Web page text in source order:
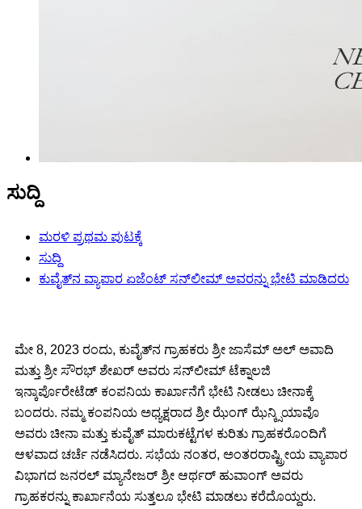
ಸುದ್ದಿ
ಮರಳಿ ಪ್ರಥಮ ಪುಟಕ್ಕೆ
ಸುದ್ದಿ
ಕುವೈತ್‌ನ ವ್ಯಾಪಾರ ಏಜೆಂಟ್ ಸನ್‌ಲೀಮ್ ಅವರನ್ನು ಭೇಟಿ ಮಾಡಿದರು
ಮೇ 8, 2023 ರಂದು, ಕುವೈತ್‌ನ ಗ್ರಾಹಕರು ಶ್ರೀ ಜಾಸೆಮ್ ಅಲ್ ಅವಾದಿ
ಮತ್ತು ಶ್ರೀ ಸೌರಭ್ ಶೇಖರ್ ಅವರು ಸನ್‌ಲೀಮ್ ಟೆಕ್ನಾಲಜಿ
ಇನ್ಕಾರ್ಪೊರೇಟೆಡ್ ಕಂಪನಿಯ ಕಾರ್ಖಾನೆಗೆ ಭೇಟಿ ನೀಡಲು ಚೀನಾಕ್ಕೆ
ಬಂದರು. ನಮ್ಮ ಕಂಪನಿಯ ಅಧ್ಯಕ್ಷರಾದ ಶ್ರೀ ಝೆಂಗ್ ಝೆನ್ಕ್ಸಿಯಾವೊ
ಅವರು ಚೀನಾ ಮತ್ತು ಕುವೈತ್ ಮಾರುಕಟ್ಟೆಗಳ ಕುರಿತು ಗ್ರಾಹಕರೊಂದಿಗೆ
ಆಳವಾದ ಚರ್ಚೆ ನಡೆಸಿದರು. ಸಭೆಯ ನಂತರ, ಅಂತರರಾಷ್ಟ್ರೀಯ ವ್ಯಾಪಾರ
ವಿಭಾಗದ ಜನರಲ್ ಮ್ಯಾನೇಜರ್ ಶ್ರೀ ಆರ್ಥರ್ ಹುವಾಂಗ್ ಅವರು
ಗ್ರಾಹಕರನ್ನು ಕಾರ್ಖಾನೆಯ ಸುತ್ತಲೂ ಭೇಟಿ ಮಾಡಲು ಕರೆದೊಯ್ದರು.